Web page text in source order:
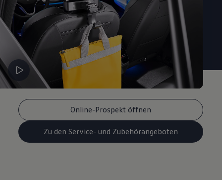
Online-Prospekt öffnen
Zu den Service- und Zubehörangeboten